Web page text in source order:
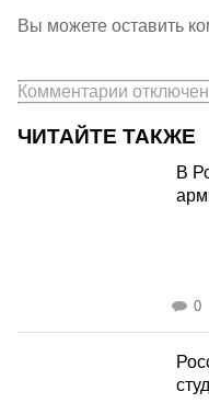
Вы можете оставить
Комментарии
ЧИТАЙТЕ ТАКЖЕ
В
0